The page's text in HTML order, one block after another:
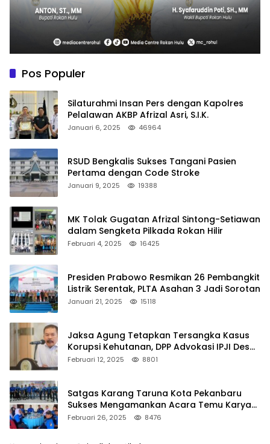
Pos Populer
Silaturahmi Insan Pers dengan Kapolres
Pelalawan AKBP Afrizal Asri, S.I.K.
Januari 6, 2025 46964
RSUD Bengkalis Sukses Tangani Pasien
Pertama dengan Code Stroke
Januari 9, 2025 19388
MK Tolak Gugatan Afrizal Sintong-Setiawan
dalam Sengketa Pilkada Rokan Hilir
Februari 4, 2025 16425
Presiden Prabowo Resmikan 26 Pembangkit
Listrik Serentak, PLTA Asahan 3 Jadi Sorotan
Januari 21, 2025 15118
Jaksa Agung Tetapkan Tersangka Kasus
Korupsi Kehutanan, DPP Advokasi IPJI Desak
Pengusutan Pajak RAPP
Februari 12, 2025 8801
Satgas Karang Taruna Kota Pekanbaru
Sukses Mengamankan Acara Temu Karya
VII Karang Taruna Pekanbaru
Februari 26, 2025 8476